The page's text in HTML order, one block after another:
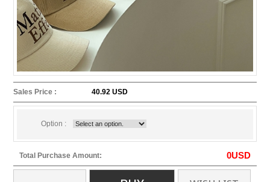
Sales Price : 40.92 USD
Option :
Total Purchase Amount: 0USD